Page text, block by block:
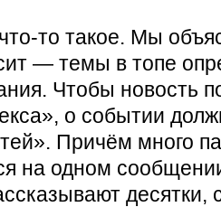
то такое. Мы
— темы в топе
Чтобы новость
о событии
Причём много
на одном
десятки,